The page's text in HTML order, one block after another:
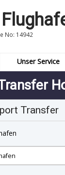
No: 14942
Unser Service
Transfer